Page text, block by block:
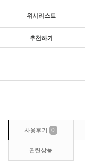
위시리스트
추천하기
사용후기 0
관련상품